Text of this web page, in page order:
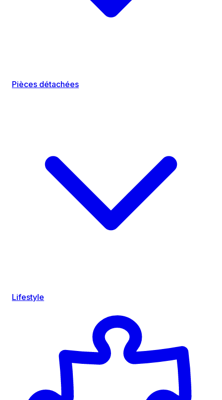
Pièces détachées
Lifestyle